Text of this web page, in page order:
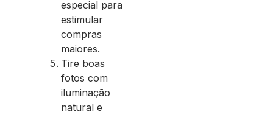
especial para
estimular
compras
maiores.
Tire boas
fotos com
iluminação
natural e